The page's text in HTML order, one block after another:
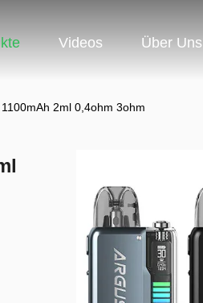
Videos Über Uns
2ml 0,4ohm 3ohm